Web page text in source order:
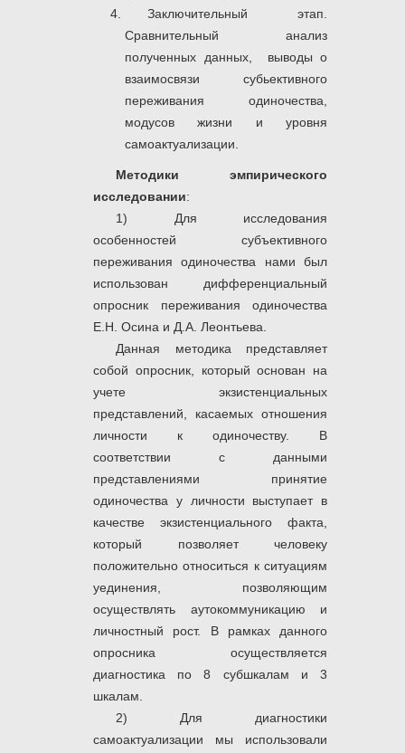
Заключительный этап.
Сравнительный анализ
полученных данных, выводы о
взаимосвязи субьективного
переживания одиночества,
модусов жизни и уровня
самоактуализации.
Методики эмпирического
исследовании:
1) Для исследования
особенностей субъективного
переживания одиночества нами был
использован дифференциальный
опросник переживания одиночества
Е.Н. Осина и Д.А. Леонтьева.
Данная методика представляет
собой опросник, который основан на
учете экзистенциальных
представлений, касаемых отношения
личности к одиночеству. В
соответствии с данными
представлениями принятие
одиночества у личности выступает в
качестве экзистенциального факта,
который позволяет человеку
положительно относиться к ситуациям
уединения, позволяющим
осуществлять аутокоммуникацию и
личностный рост. В рамках данного
опросника осуществляется
диагностика по 8 субшкалам и 3
шкалам.
2) Для диагностики
самоактуализации мы использовали